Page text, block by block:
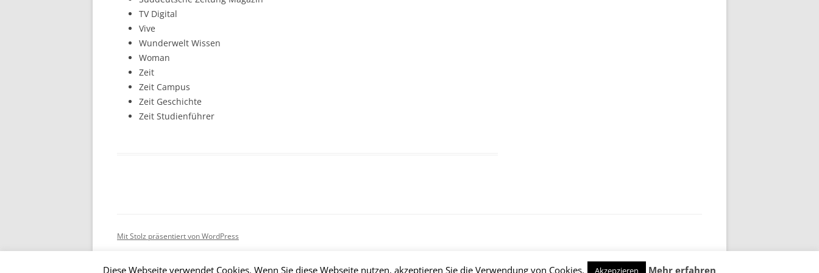
TV Digital
Vive
Wunderwelt Wissen
Woman
Zeit
Zeit Campus
Zeit Geschichte
Zeit Studienführer
Mit Stolz präsentiert von WordPress
Diese Webseite verwendet Cookies. Wenn Sie diese Webseite nutzen, akzeptieren Sie die Verwendung von Cookies. Akzepzieren Mehr erfahren